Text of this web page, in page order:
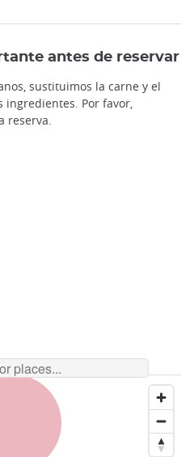
©️ mao / PIXTA
antes de reservar
sustituimos la carne y el
ingredientes. Por favor,
reserva.